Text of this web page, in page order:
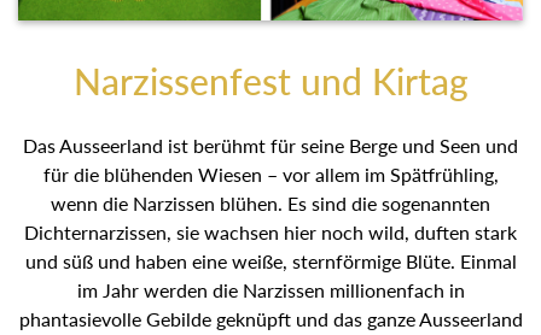
Narzissenfest und Kirtag
Das Ausseerland ist berühmt für seine Berge und Seen und
für die blühenden Wiesen – vor allem im Spätfrühling,
wenn die Narzissen blühen. Es sind die sogenannten
Dichternarzissen, sie wachsen hier noch wild, duften stark
und süß und haben eine weiße, sternförmige Blüte. Einmal
im Jahr werden die Narzissen millionenfach in
phantasievolle Gebilde geknüpft und das ganze Ausseerland